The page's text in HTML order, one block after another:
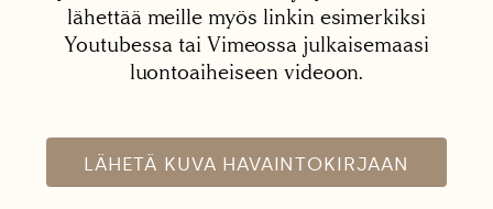
lähettää meille myös linkin esimerkiksi
Youtubessa tai Vimeossa julkaisemaasi
luontoaiheiseen videoon.
LÄHETÄ KUVA HAVAINTOKIRJAAN